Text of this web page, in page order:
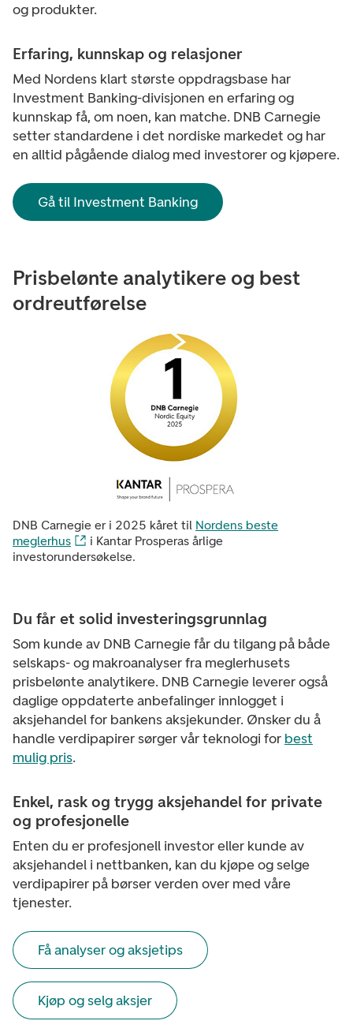
og produkter.
Erfaring, kunnskap og relasjoner
Med Nordens klart største oppdragsbase har
Investment Banking-divisjonen en erfaring og
kunnskap få, om noen, kan matche. DNB Carnegie
setter standardene i det nordiske markedet og har
en alltid pågående dialog med investorer og kjøpere.
Gå til Investment Banking
Prisbelønte analytikere og best
ordreutførelse
DNB Carnegie er i 2025 kåret til Nordens beste
meglerhus
i Kantar Prosperas årlige
investorundersøkelse.
Du får et solid investeringsgrunnlag
Som kunde av DNB Carnegie får du tilgang på både
selskaps- og makroanalyser fra meglerhusets
prisbelønte analytikere. DNB Carnegie leverer også
daglige oppdaterte anbefalinger innlogget i
aksjehandel for bankens aksjekunder. Ønsker du å
handle verdipapirer sørger vår teknologi for best
mulig pris.
Enkel, rask og trygg aksjehandel for private
og profesjonelle
Enten du er profesjonell investor eller kunde av
aksjehandel i nettbanken, kan du kjøpe og selge
verdipapirer på børser verden over med våre
tjenester.
Få analyser og aksjetips
Kjøp og selg aksjer